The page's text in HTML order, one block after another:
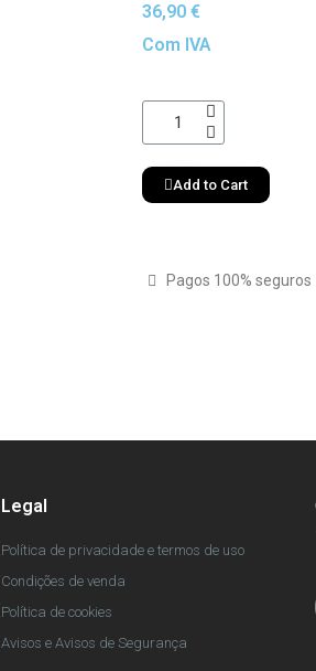
36,90 €
Com IVA
Add to Cart
Pagos 100% seguros
Legal
Política de privacidade e termos de uso
Condições de venda
Política de cookies
Avisos e Avisos de Segurança